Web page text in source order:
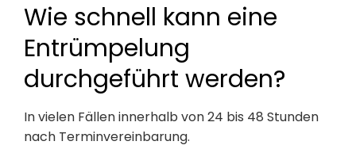
Wie schnell kann eine
Entrümpelung
durchgeführt werden?
In vielen Fällen innerhalb von 24 bis 48 Stunden
nach Terminvereinbarung.